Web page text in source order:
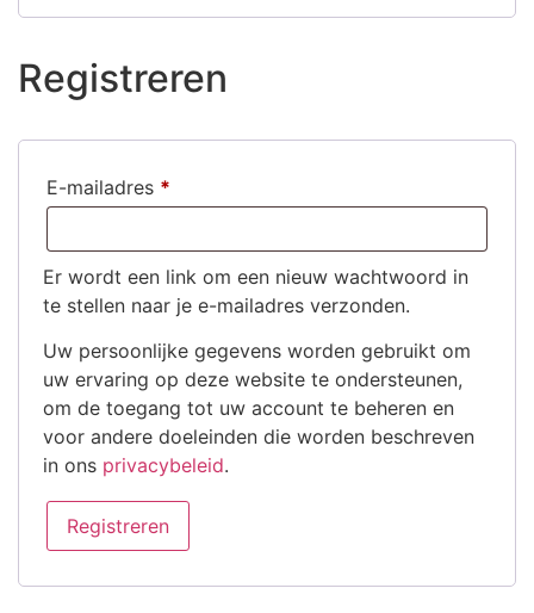
Registreren
E-mailadres *
Er wordt een link om een nieuw wachtwoord in
te stellen naar je e-mailadres verzonden.
Uw persoonlijke gegevens worden gebruikt om
uw ervaring op deze website te ondersteunen,
om de toegang tot uw account te beheren en
voor andere doeleinden die worden beschreven
in ons privacybeleid.
Registreren